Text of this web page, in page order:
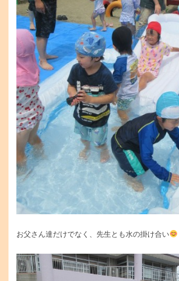
お父さん達だけでなく、先生とも水の掛け合い